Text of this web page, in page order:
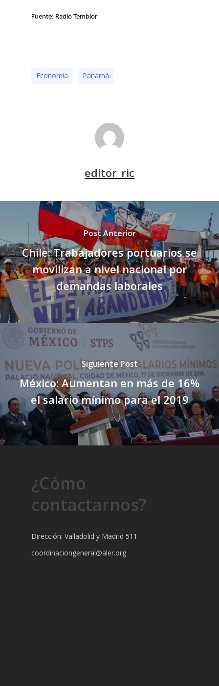
Fuente: Radio Temblor
Economía Panamá
editor_ric
Post Anterior
Chile: Trabajadores portuarios se
movilizan a nivel nacional por
demandas laborales
Siguiente Post
México: Aumentan en más de 16%
el salario mínimo para el 2019
¿Cómo
contactarnos?
Dirección: Valladolid y Madrid 511
coordinaciongeneral@aler.org